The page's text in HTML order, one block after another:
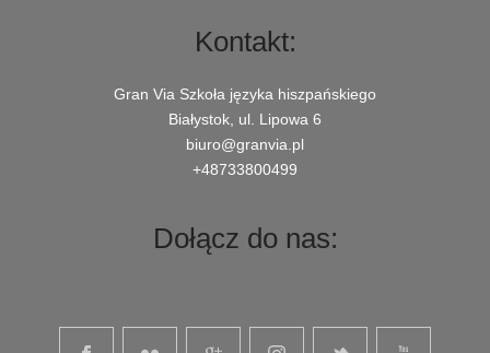
Kontakt:
Gran Via Szkoła języka hiszpańskiego
Białystok, ul. Lipowa 6
biuro@granvia.pl
+48733800499
Dołącz do nas: